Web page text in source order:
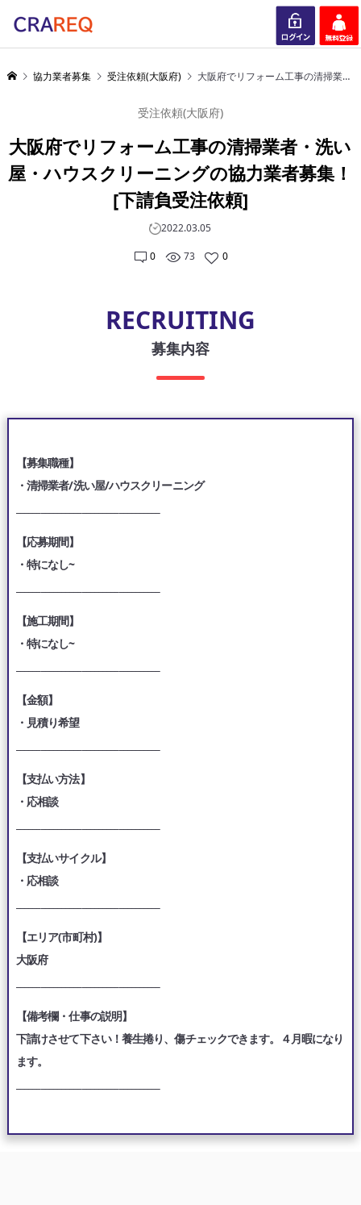
ログイン 会員登録
協力業者募集 受注依頼(大阪府) 大阪府でリフォーム工事の清掃業者・洗い屋・ハウスクリーニングの協力業者募集！[下請負受注依頼]
受注依頼(大阪府)
大阪府でリフォーム工事の清掃業者・洗い
屋・ハウスクリーニングの協力業者募集！
[下請負受注依頼]
2022.03.05
0 73 0
RECRUITING
募集内容
【募集職種】
・清掃業者/洗い屋/ハウスクリーニング
【応募期間】
・特になし~
【施工期間】
・特になし~
【金額】
・見積り希望
【支払い方法】
・応相談
【支払いサイクル】
・応相談
【エリア(市町村)】
大阪府
【備考欄・仕事の説明】
下請けさせて下さい！養生捲り、傷チェックできます。４月暇になり
ます。